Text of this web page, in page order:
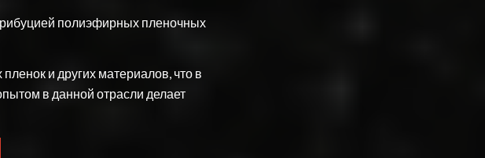
полиэфирных пленочных
и других материалов, что в
в данной отрасли делает